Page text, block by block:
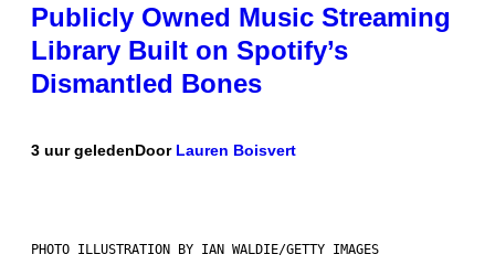
Publicly Owned Music Streaming
Library Built on Spotify’s
Dismantled Bones
3 uur geledenDoor Lauren Boisvert
PHOTO ILLUSTRATION BY IAN WALDIE/GETTY IMAGES